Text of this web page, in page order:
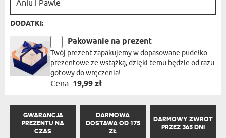
DODATKI:
Pakowanie na prezent
Twój prezent zapakujemy w dopasowane pudełko
prezentowe ze wstążką, dzięki temu będzie od razu
gotowy do wręczenia!
Cena: 19,99 zł
GWARANCJA
PREZENTU NA
CZAS
DARMOWA
DOSTAWA OD 175
ZŁ
DARMOWY ZWROT
PRZEZ 365 DNI